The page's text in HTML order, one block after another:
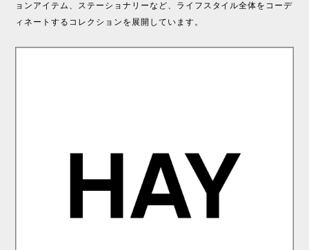
ョンアイテム、ステーショナリーなど、ライフスタイル全体をコーデ
ィネートするコレクションを展開しています。